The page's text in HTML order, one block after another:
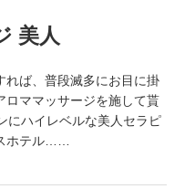
美人
れば、普段滅多にお目に掛
ロママッサージを施して貰
にハイレベルな美人セラピ
ホテル……